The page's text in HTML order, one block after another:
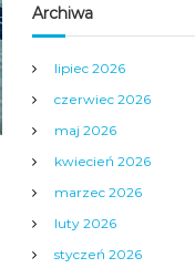
Archiwa
lipiec 2026
czerwiec 2026
maj 2026
kwiecień 2026
marzec 2026
luty 2026
styczeń 2026